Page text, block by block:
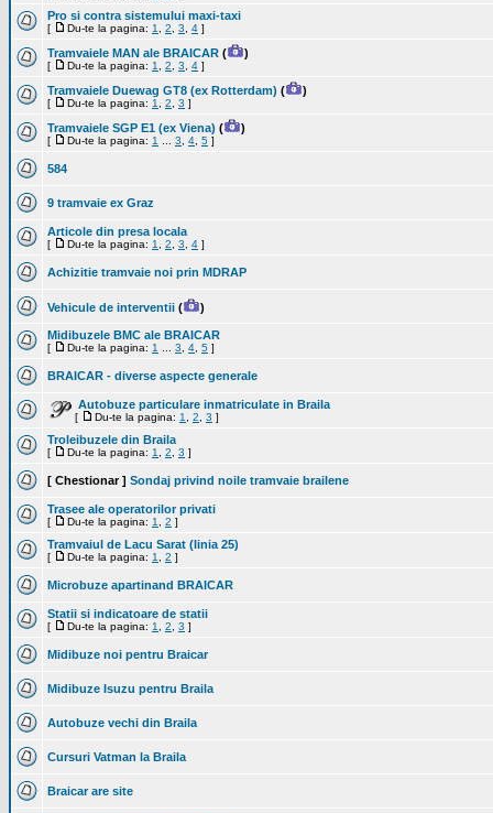
Pro si contra sistemului maxi-taxi
[ Du-te la pagina: 1 2 3 4 ]
Tramvaiele MAN ale BRAICAR ( )
[ Du-te la pagina: 1 2 3 4 ]
Tramvaiele Duewag GT8 (ex Rotterdam) ( )
[ Du-te la pagina: 1 2 3 ]
Tramvaiele SGP E1 (ex Viena) ( )
[ Du-te la pagina: 1 3 4 5 ]
584
9 tramvaie ex Graz
Articole din presa locala
[ Du-te la pagina: 1 2 3 4 ]
Achizitie tramvaie noi prin MDRAP
Vehicule de interventii ( )
Midibuzele BMC ale BRAICAR
[ Du-te la pagina: 1 3 4 5 ]
BRAICAR - diverse aspecte generale
Autobuze particulare inmatriculate in Braila
[ Du-te la pagina: 1 2 3 ]
Troleibuzele din Braila
[ Du-te la pagina: 1 2 3 ]
[ Chestionar ] Sondaj privind noile tramvaie brailene
Trasee ale operatorilor privati
[ Du-te la pagina: 1 2 ]
Tramvaiul de Lacu Sarat (linia 25)
[ Du-te la pagina: 1 2 ]
Microbuze apartinand BRAICAR
Statii si indicatoare de statii
[ Du-te la pagina: 1 2 3 ]
Midibuze noi pentru Braicar
Midibuze Isuzu pentru Braila
Autobuze vechi din Braila
Cursuri Vatman la Braila
Braicar are site